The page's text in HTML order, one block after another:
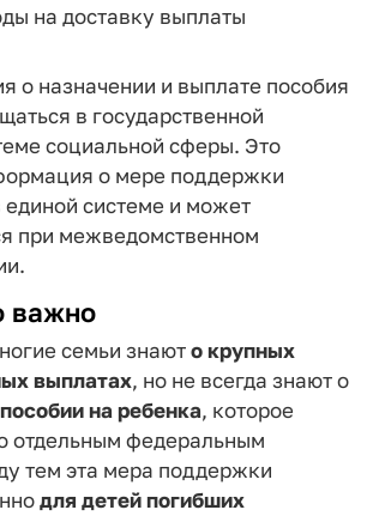
на доставку выплаты
о назначении и выплате пособия
в государственной
социальной сферы. Это
о мере поддержки
единой системе и может
при межведомственном
важно
семьи знаюто крупных
выплатах, но не всегда знают о
на ребенка, которое
отдельным федеральным
тем эта мера поддержки
для детей погибших